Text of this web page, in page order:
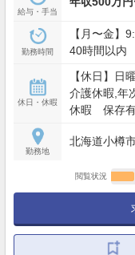
給与・手当
勤務時間
【月〜金
40時間以内
休日・休暇
【休日】
介護休暇,年
休暇 保存有
など
勤務地
北海道小樽
閲覧状況